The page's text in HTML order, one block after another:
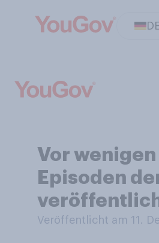
Vor
Episoden
Veröffentlicht am 11.